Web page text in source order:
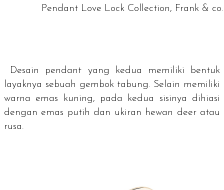
Pendant Love Lock Collection, Frank & co.
Desain pendant yang kedua memiliki bentuk
layaknya sebuah gembok tabung. Selain memiliki
warna emas kuning, pada kedua sisinya dihiasi
dengan emas putih dan ukiran hewan deer atau
rusa.